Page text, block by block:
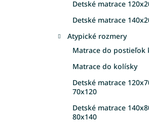
Detské matrace
Detské matrace
Atypické rozmery
Matrace do postieľok
Matrace do kolísky
Detské matrace
70x120
Detské matrace
80x140